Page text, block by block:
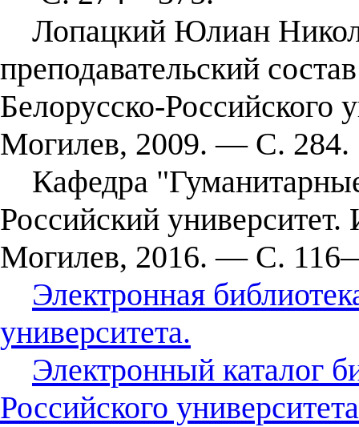
Лопацкий Юлиан
преподавательский
Белорусско-
Могилев, 2009. — С. 284.
Кафедра
Российский
Могилев, 2016. — С.
Электронная
университета.
Электронный каталог
Российского